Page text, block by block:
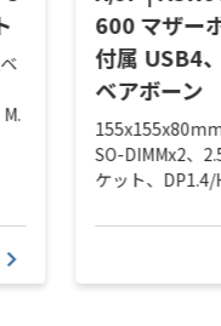
600 マザー
付属 USB4
ベアボーン
SO-DIMMx2、
ケット、